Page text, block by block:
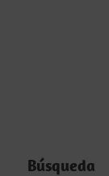
Búsqueda